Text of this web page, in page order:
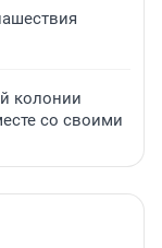
колонии
со своими